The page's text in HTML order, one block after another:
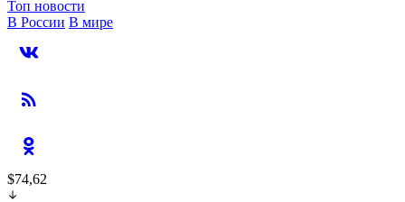
Топ новости
В России В мире
$74,62